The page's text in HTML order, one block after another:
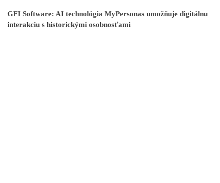
GFI Software: AI technológia MyPersonas umožňuje digitálnu
interakciu s historickými osobnosťami